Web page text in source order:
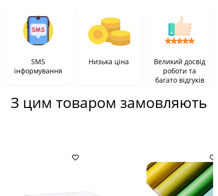
SMS
інформування
Низька ціна
Великий досвід
роботи та
багато відгуків
З цим товаром замовляють